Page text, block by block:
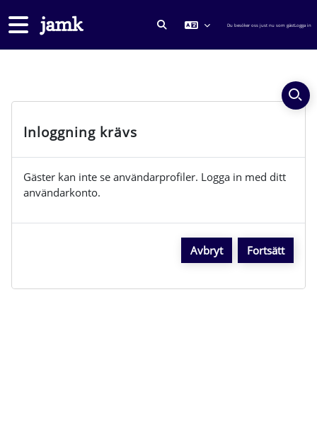
Sidopanel
VÄXLA SÖKINMATNING
Du besöker oss just nu som gästLogga in
Inloggning krävs
Gäster kan inte se användarprofiler. Logga in med ditt
användarkonto.
Avbryt Fortsätt